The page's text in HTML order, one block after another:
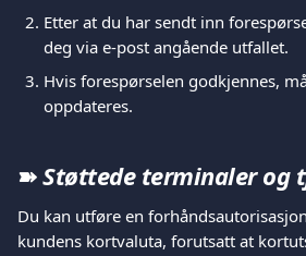
Etter at du har sendt inn
deg via e-post angående utfallet.
Hvis forespørselen godkjennes,
oppdateres.
➽ Støttede terminaler og
Du kan utføre en
kundens kortvaluta, forutsatt at